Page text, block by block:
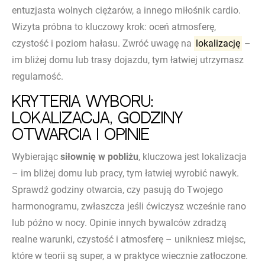
entuzjasta wolnych ciężarów, a innego miłośnik cardio.
Wizyta próbna to kluczowy krok: oceń atmosferę,
czystość i poziom hałasu. Zwróć uwagę na lokalizację –
im bliżej domu lub trasy dojazdu, tym łatwiej utrzymasz
regularność.
Kryteria wyboru:
lokalizacja, godziny
otwarcia i opinie
Wybierając siłownię w pobliżu, kluczowa jest lokalizacja
– im bliżej domu lub pracy, tym łatwiej wyrobić nawyk.
Sprawdź godziny otwarcia, czy pasują do Twojego
harmonogramu, zwłaszcza jeśli ćwiczysz wcześnie rano
lub późno w nocy. Opinie innych bywalców zdradzą
realne warunki, czystość i atmosferę – unikniesz miejsc,
które w teorii są super, a w praktyce wiecznie zatłoczone.